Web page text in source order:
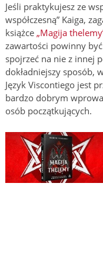
Jeśli praktykujesz ze
współczesną” Kaiga,
książce „Magija
zawartości powinny być
spojrzeć na nie z innej
dokładniejszy sposób,
Język Viscontiego jest
bardzo dobrym
osób początkujących.